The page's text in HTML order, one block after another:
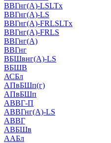
ВВГнг(А)-LSLTx
ВВГнг(А)-LS
ВВГнг(А)-FRLSLTx
ВВГнг(А)-FRLS
ВВГнг(А)
ВВГнг
ВБШвнг(А)-LS
ВБШВ
АСБл
АПвБШп(г)
АПвБШп
АВВГ-П
АВВГнг(А)-LS
АВВГ
АВБШв
ААБл